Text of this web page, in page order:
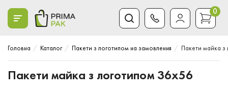
0
Головна Каталог Пакети з логотипом на замовлення Пакети майка
Пакети майка з логотипом 36x56